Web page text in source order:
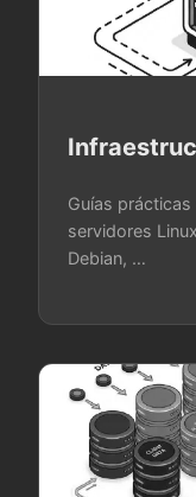
Guías
servidores
Debian, …